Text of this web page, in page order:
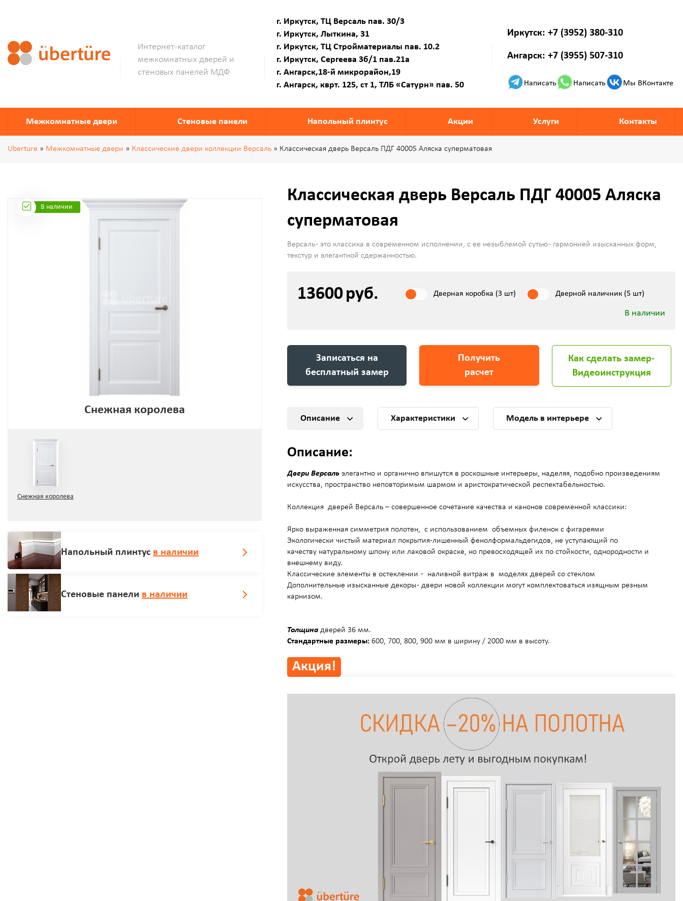
Интернет-каталог
межкомнатных дверей и
стеновых панелей МДФ
г. Иркутск, ТЦ Версаль пав. 30/3
г. Иркутск, Лыткина, 31
г. Иркутск, ТЦ Стройматериалы пав. 10.2
г. Иркутск, Сергеева 3б/1 пав.21а
г. Ангарск,18-й микрорайон,19
г. Ангарск, кврт. 125, ст 1, ТЛБ «Сатурн» пав. 50
Иркутск: +7 (3952) 380-310
Ангарск: +7 (3955) 507-310
Написать Написать Мы ВКонтакте
Межкомнатные двери Стеновые панели Напольный плинтус Акции Услуги Контакты
Uberture » Межкомнатные двери » Классические двери коллекции Версаль » Классическая дверь Версаль ПДГ 40005 Аляска суперматовая
В наличии
Снежная королева
Снежная королева
Напольный плинтус в наличии
Стеновые панели в наличии
Классическая дверь Версаль ПДГ 40005 Аляска
суперматовая
Версаль - это классика в современном исполнении, с ее незыблемой сутью - гармонией изысканных форм,
текстур и элегантной сдержанностью.
13600руб. Дверная коробка (3 шт) Дверной наличник (5 шт)
В наличии
Записаться на
бесплатный замер
Получить
расчет
Как сделать замер-
Видеоинструкция
Описание Характеристики Модель в интерьере
Описание:
Двери Версаль элегантно и органично впишутся в роскошные интерьеры, наделяя, подобно произведениям
искусства, пространство неповторимым шармом и аристократической респектабельностью.
Коллекция дверей Версаль – совершенное сочетание качества и канонов современной классики:
Ярко выраженная симметрия полотен, с использованием объемных филенок с фигареями
Экологически чистый материал покрытия-лишенный фенолформальдегидов, не уступающий по
качеству натуральному шпону или лаковой окраске, но превосходящей их по стойкости, однородности и
внешнему виду.
Классические элементы в остеклении - наливной витраж в моделях дверей со стеклом
Дополнительные изысканные декоры - двери новой коллекции могут комплектоваться изящным резным
карнизом.
Толщинадверей 36 мм.
Стандартные размеры: 600, 700, 800, 900 мм в ширину / 2000 мм в высоту.
Акция!